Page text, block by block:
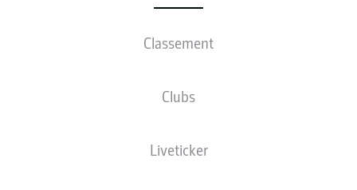
Classement
Clubs
Liveticker
COMPOSITIONS STATISTIQUES